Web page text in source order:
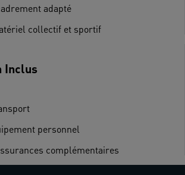
adapté
collectif et sportif
Inclus
personnel
complémentaires